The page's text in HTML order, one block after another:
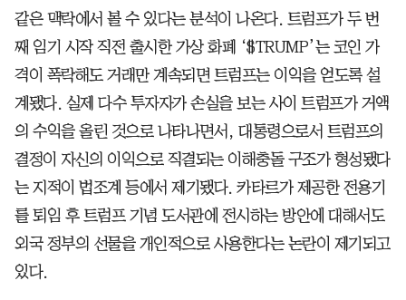
같은 맥락에서 볼 수 있다는 분석이 나온다. 트럼프가 두 번
째 임기 시작 직전 출시한 가상 화폐 ‘$TRUMP’는 코인 가
격이 폭락해도 거래만 계속되면 트럼프는 이익을 얻도록 설
계됐다. 실제 다수 투자자가 손실을 보는 사이 트럼프가 거액
의 수익을 올린 것으로 나타나면서, 대통령으로서 트럼프의
결정이 자신의 이익으로 직결되는 이해충돌 구조가 형성됐다
는 지적이 법조계 등에서 제기됐다. 카타르가 제공한 전용기
를 퇴임 후 트럼프 기념 도서관에 전시하는 방안에 대해서도
외국 정부의 선물을 개인적으로 사용한다는 논란이 제기되고
있다.